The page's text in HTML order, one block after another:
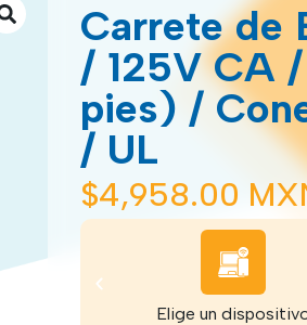
Carrete de
/ 125V CA
pies) /
/ UL
$4,958.00
Elige un